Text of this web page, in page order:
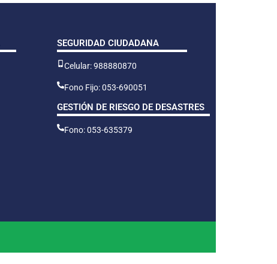
SEGURIDAD CIUDADANA
Celular: 988880870
Fono Fijo: 053-690051
GESTIÓN DE RIESGO DE DESASTRES
Fono: 053-635379